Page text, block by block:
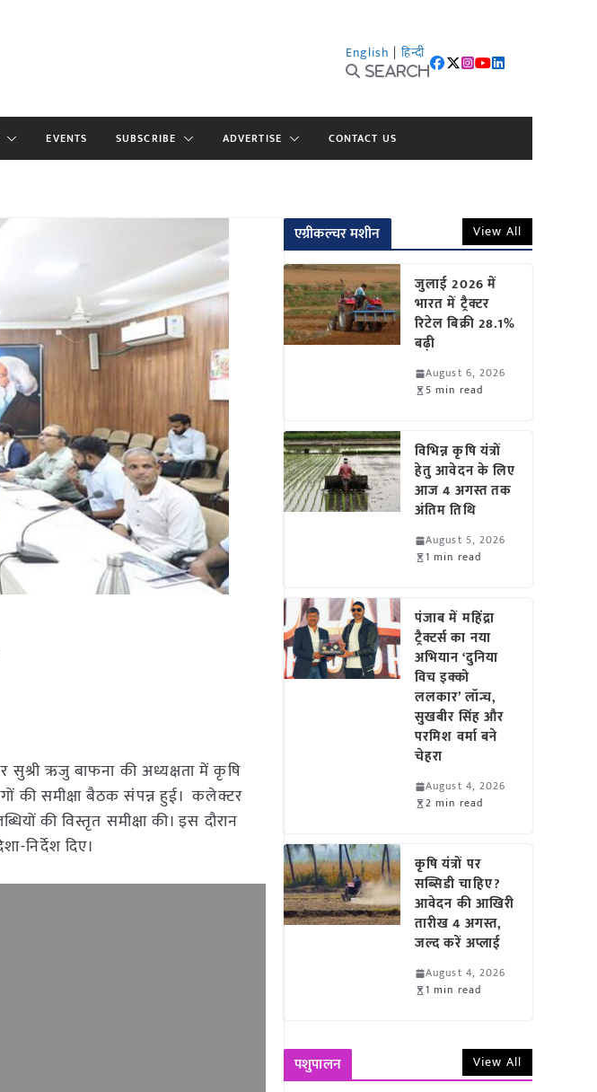
English | हिन्दी
Search
EVENTS SUBSCRIBE ADVERTISE CONTACT US
ऋजु बाफना की अध्यक्षता में कृषि
की समीक्षा बैठक संपन्न हुई। कलेक्टर
की विस्तृत समीक्षा की। इस दौरान
निर्देश दिए।
एग्रीकल्चर मशीन View All
जुलाई 2026 में
भारत में ट्रैक्टर
रिटेल बिक्री 28.1%
बढ़ी
August 6, 2026
5 min read
विभिन्न कृषि यंत्रों
हेतु आवेदन के लिए
आज 4 अगस्त तक
अंतिम तिथि
August 5, 2026
1 min read
पंजाब में महिंद्रा
ट्रैक्टर्स का नया
अभियान ‘दुनिया
विच इक्को
ललकार’ लॉन्च,
सुखबीर सिंह और
परमिश वर्मा बने
चेहरा
August 4, 2026
2 min read
कृषि यंत्रों पर
सब्सिडी चाहिए?
आवेदन की आखिरी
तारीख 4 अगस्त,
जल्द करें अप्लाई
August 4, 2026
1 min read
पशुपालन View All